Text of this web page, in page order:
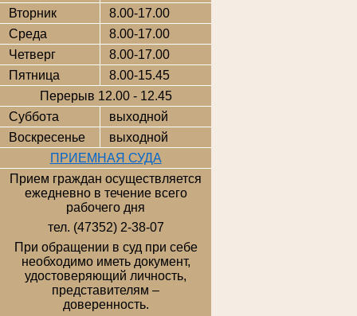
Вторник
8.00-17.00
Среда
8.00-17.00
Четверг
8.00-17.00
Пятница
8.00-15.45
Перерыв 12.00 - 12.45
Суббота
выходной
Воскресенье
выходной
ПРИЕМНАЯ СУДА
Прием граждан осуществляется
ежедневно в течение всего
рабочего дня
тел. (47352) 2-38-07
При обращении в суд при себе
необходимо иметь документ,
удостоверяющий личность,
представителям –
доверенность.